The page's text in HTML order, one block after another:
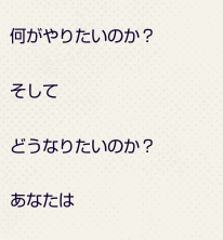
何がやりたいのか？
そして
どうなりたいのか？
あなたは